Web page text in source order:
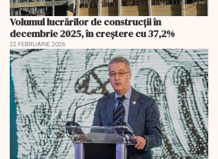
Volumul lucrărilor de construcții în
decembrie 2025, în creștere cu 37,2%
22 FEBRUARIE 2026